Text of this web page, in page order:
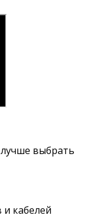
выбрать
кабелей